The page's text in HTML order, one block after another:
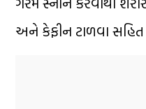
અને કેફીન ટાળવા